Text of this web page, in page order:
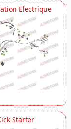
Electrique
Starter